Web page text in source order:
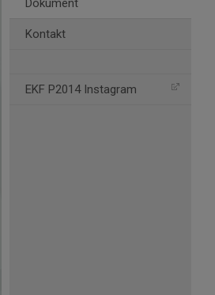
Dokument
Kontakt
EKF P2014 Instagram